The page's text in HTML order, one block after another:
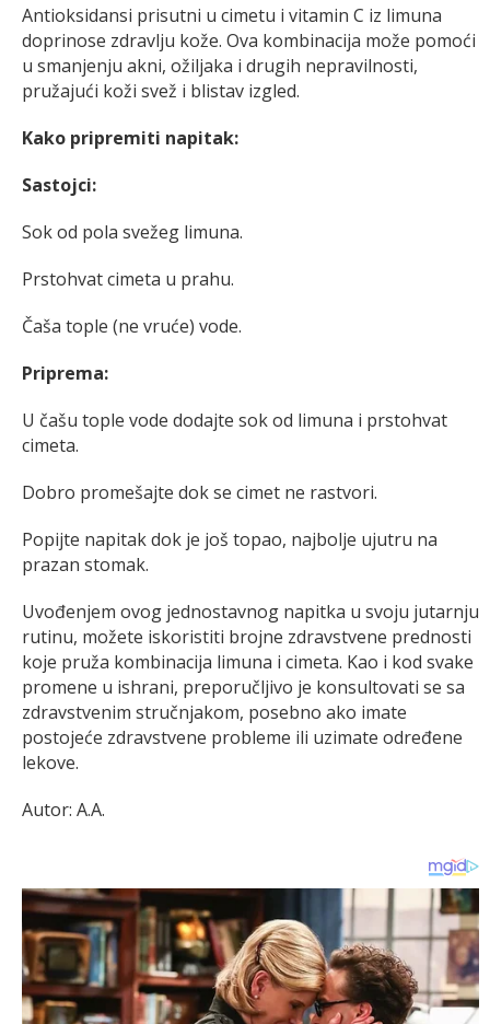
Antioksidansi prisutni u cimetu i vitamin C iz limuna
doprinose zdravlju kože. Ova kombinacija može pomoći
u smanjenju akni, ožiljaka i drugih nepravilnosti,
pružajući koži svež i blistav izgled.
Kako pripremiti napitak:
Sastojci:
Sok od pola svežeg limuna.
Prstohvat cimeta u prahu.
Čaša tople (ne vruće) vode.
Priprema:
U čašu tople vode dodajte sok od limuna i prstohvat
cimeta.
Dobro promešajte dok se cimet ne rastvori.
Popijte napitak dok je još topao, najbolje ujutru na
prazan stomak.
Uvođenjem ovog jednostavnog napitka u svoju jutarnju
rutinu, možete iskoristiti brojne zdravstvene prednosti
koje pruža kombinacija limuna i cimeta. Kao i kod svake
promene u ishrani, preporučljivo je konsultovati se sa
zdravstvenim stručnjakom, posebno ako imate
postojeće zdravstvene probleme ili uzimate određene
lekove.
Autor: A.A.